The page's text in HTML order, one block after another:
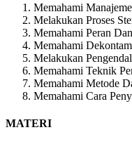
Memahami
Melakukan Proses
Memahami Peran
Memahami
Melakukan
Memahami Teknik
Memahami Metode
Memahami Cara
MATERI